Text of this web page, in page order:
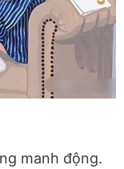
manh động.